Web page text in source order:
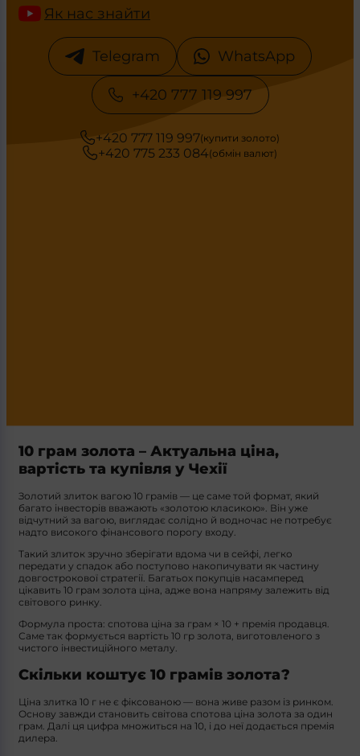
Як нас знайти
Telegram WhatsApp
+420 777 119 997
+420 777 119 997(купити золото)
+420 775 233 084(обмін валют)
10 грам золота – Актуальна ціна,
вартість та купівля у Чехії
Золотий злиток вагою 10 грамів — це саме той формат, який
багато інвесторів вважають «золотою класикою». Він уже
відчутний за вагою, виглядає солідно й водночас не потребує
надто високого фінансового порогу входу.
Такий злиток зручно зберігати вдома чи в сейфі, легко
передати у спадок або поступово накопичувати як частину
довгострокової стратегії. Багатьох покупців насамперед
цікавить 10 грам золота ціна, адже вона напряму залежить від
світового ринку.
Формула проста: спотова ціна за грам × 10 + премія продавця.
Саме так формується вартість 10 гр золота, виготовленого з
чистого інвестиційного металу.
Скільки коштує 10 грамів золота?
Ціна злитка 10 г не є фіксованою — вона живе разом із ринком.
Основу завжди становить світова спотова ціна золота за один
грам. Далі ця цифра множиться на 10, і до неї додається премія
дилера.